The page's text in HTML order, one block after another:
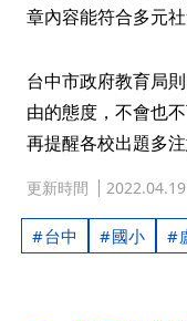
章內容能符合多元社
台中市政府教育局
由的態度，不會也
再提醒各校出題多注
更新時間
台中 國小